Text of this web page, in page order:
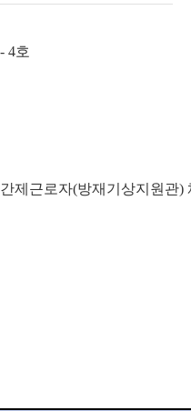
4호
제근로자(방재기상지원관